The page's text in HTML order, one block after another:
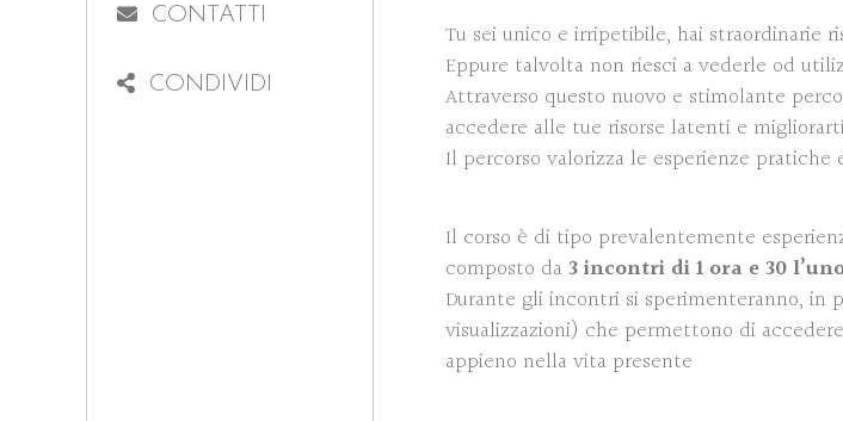
CONTATTI
CONDIVIDI
Tu sei unico e irripetibile, hai straordinarie
Eppure talvolta non riesci a vederle od
Attraverso questo nuovo e stimolante
accedere alle tue risorse latenti e
Il percorso valorizza le esperienze
Il corso è di tipo prevalentemente
composto da 3 incontri di 1 ora e 30
Durante gli incontri si sperimenteranno, in
visualizzazioni) che permettono di
appieno nella vita presente